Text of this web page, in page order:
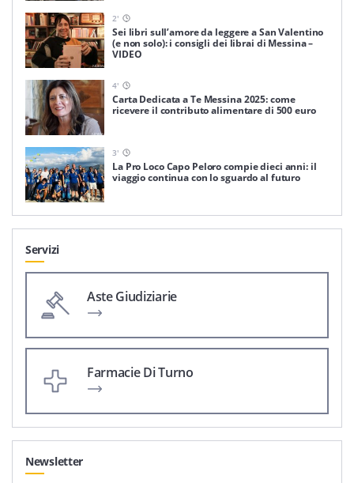
2'
Sei libri sull’amore da leggere a San Valentino
(e non solo): i consigli dei librai di Messina –
VIDEO
4'
Carta Dedicata a Te Messina 2025: come
ricevere il contributo alimentare di 500 euro
3'
La Pro Loco Capo Peloro compie dieci anni: il
viaggio continua con lo sguardo al futuro
Servizi
Aste Giudiziarie
Farmacie Di Turno
Newsletter